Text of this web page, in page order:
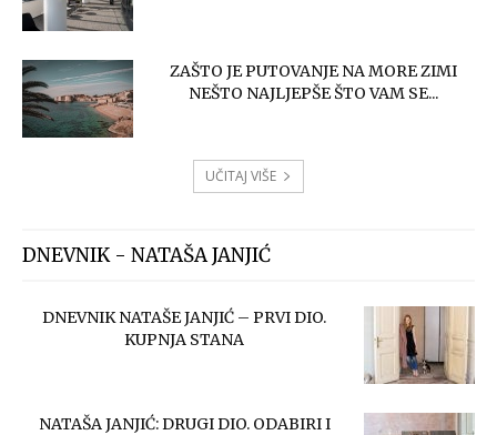
ZAŠTO JE PUTOVANJE NA MORE ZIMI
NEŠTO NAJLJEPŠE ŠTO VAM SE...
UČITAJ VIŠE
DNEVNIK - NATAŠA JANJIĆ
DNEVNIK NATAŠE JANJIĆ – PRVI DIO.
KUPNJA STANA
NATAŠA JANJIĆ: DRUGI DIO. ODABIRI I